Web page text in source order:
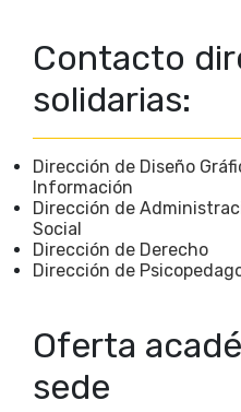
Contacto
solidarias:
Dirección de Diseño
Información
Dirección de
Social
Dirección de Derecho
Dirección de
Oferta
sede